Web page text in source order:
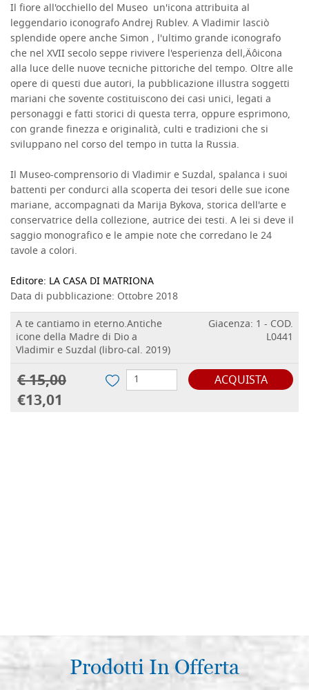
Il fiore all'occhiello del Museo un'icona attribuita al
leggendario iconografo Andrej Rublev. A Vladimir lasciò
splendide opere anche Simon , l'ultimo grande iconografo
che nel XVII secolo seppe rivivere l'esperienza dell‚Äôicona
alla luce delle nuove tecniche pittoriche del tempo. Oltre alle
opere di questi due autori, la pubblicazione illustra soggetti
mariani che sovente costituiscono dei casi unici, legati a
personaggi e fatti storici di questa terra, oppure esprimono,
con grande finezza e originalità, culti e tradizioni che si
sviluppano nel corso del tempo in tutta la Russia.
Il Museo-comprensorio di Vladimir e Suzdal‚ spalanca i suoi
battenti per condurci alla scoperta dei tesori delle sue icone
mariane, accompagnati da Marija Bykova, storica dell'arte e
conservatrice della collezione, autrice dei testi. A lei si deve il
saggio monografico e le ampie note che corredano le 24
tavole a colori.
Editore: LA CASA DI MATRIONA
Data di pubblicazione: Ottobre 2018
A te cantiamo in eterno.Antiche
icone della Madre di Dio a
Vladimir e Suzdal (libro-cal. 2019)
Giacenza: 1 - COD.
L0441
€ 15,00
€13,01
ACQUISTA
Prodotti In Offerta